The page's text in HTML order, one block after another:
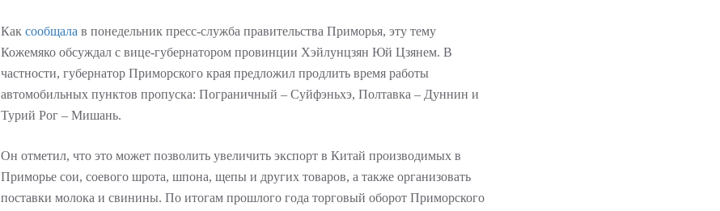
Как сообщала в понедельник пресс-служба правительства Приморья, эту тему
Кожемяко обсуждал с вице-губернатором провинции Хэйлунцзян Юй Цзянем. В
частности, губернатор Приморского края предложил продлить время работы
автомобильных пунктов пропуска: Пограничный – Суйфэньхэ, Полтавка – Дуннин и
Турий Рог – Мишань.
Он отметил, что это может позволить увеличить экспорт в Китай производимых в
Приморье сои, соевого шрота, шпона, щепы и других товаров, а также организовать
поставки молока и свинины. По итогам прошлого года торговый оборот Приморского